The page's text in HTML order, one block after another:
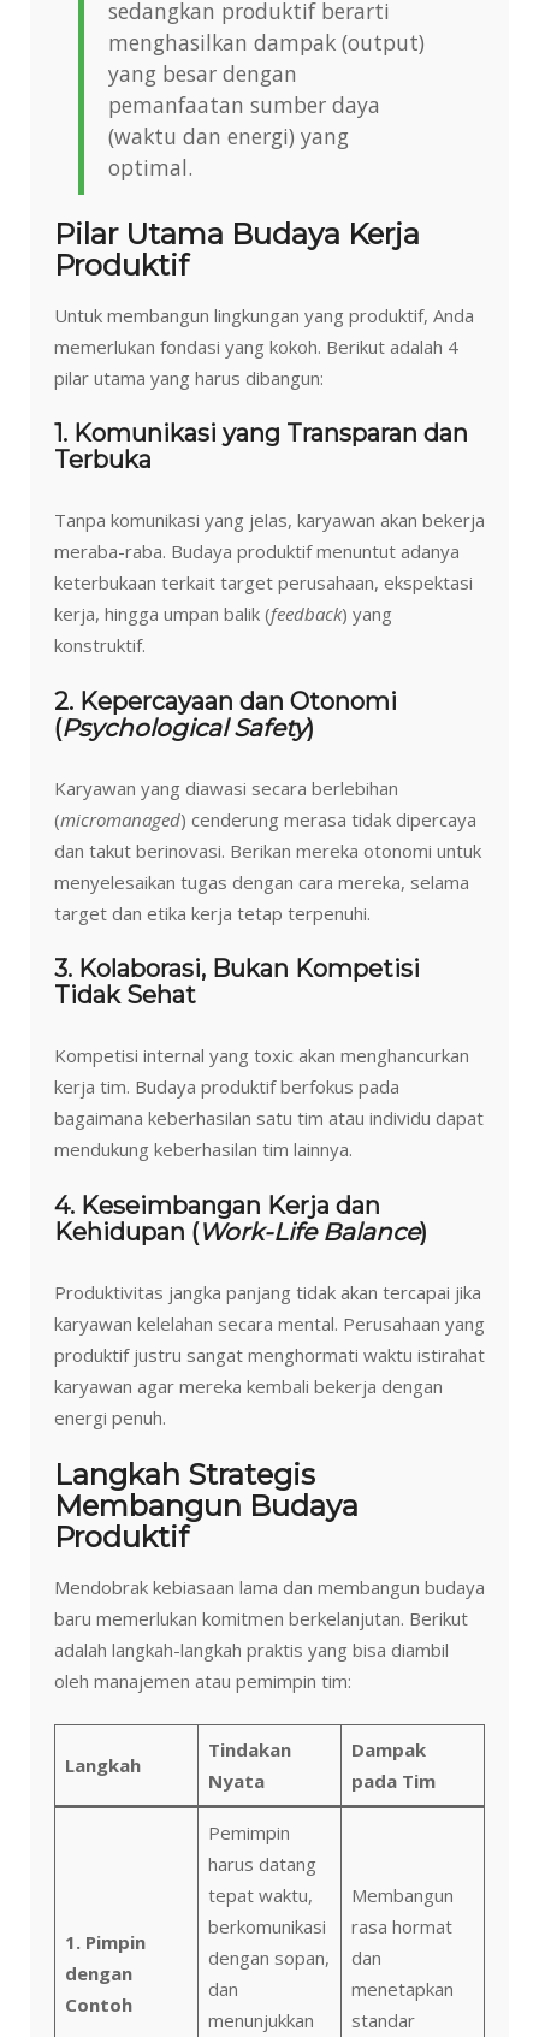
sedangkan produktif berarti
menghasilkan dampak (output)
yang besar dengan
pemanfaatan sumber daya
(waktu dan energi) yang
optimal.
Pilar Utama Budaya Kerja
Produktif
Untuk membangun lingkungan yang produktif, Anda
memerlukan fondasi yang kokoh. Berikut adalah 4
pilar utama yang harus dibangun:
1. Komunikasi yang Transparan dan
Terbuka
Tanpa komunikasi yang jelas, karyawan akan bekerja
meraba-raba. Budaya produktif menuntut adanya
keterbukaan terkait target perusahaan, ekspektasi
kerja, hingga umpan balik (feedback) yang
konstruktif.
2. Kepercayaan dan Otonomi
(Psychological Safety)
Karyawan yang diawasi secara berlebihan
(micromanaged) cenderung merasa tidak dipercaya
dan takut berinovasi. Berikan mereka otonomi untuk
menyelesaikan tugas dengan cara mereka, selama
target dan etika kerja tetap terpenuhi.
3. Kolaborasi, Bukan Kompetisi
Tidak Sehat
Kompetisi internal yang toxic akan menghancurkan
kerja tim. Budaya produktif berfokus pada
bagaimana keberhasilan satu tim atau individu dapat
mendukung keberhasilan tim lainnya.
4. Keseimbangan Kerja dan
Kehidupan (Work-Life Balance)
Produktivitas jangka panjang tidak akan tercapai jika
karyawan kelelahan secara mental. Perusahaan yang
produktif justru sangat menghormati waktu istirahat
karyawan agar mereka kembali bekerja dengan
energi penuh.
Langkah Strategis
Membangun Budaya
Produktif
Mendobrak kebiasaan lama dan membangun budaya
baru memerlukan komitmen berkelanjutan. Berikut
adalah langkah-langkah praktis yang bisa diambil
oleh manajemen atau pemimpin tim:
Langkah
Tindakan
Nyata
Dampak
pada Tim
1. Pimpin
dengan
Contoh
Pemimpin
harus datang
tepat waktu,
berkomunikasi
dengan sopan,
dan
menunjukkan
Membangun
rasa hormat
dan
menetapkan
standar